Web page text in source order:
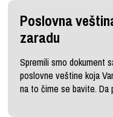
Poslovna
zaradu
Spremili smo dokument
poslovne veštine koja
na to čime se bavite.